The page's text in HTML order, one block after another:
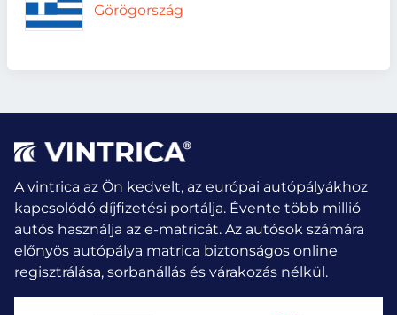
Görögország
A vintrica az Ön kedvelt, az európai autópályákhoz
kapcsolódó díjfizetési portálja. Évente több millió
autós használja az e-matricát. Az autósok számára
előnyös autópálya matrica biztonságos online
regisztrálása, sorbanállás és várakozás nélkül.